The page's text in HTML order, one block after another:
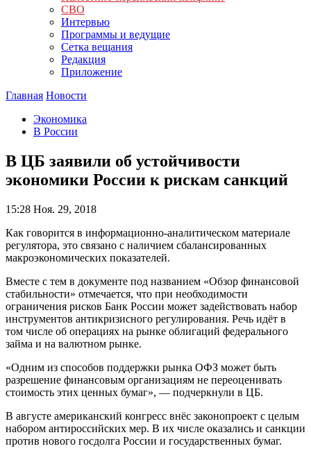
СВО
Интервью
Программы и ведущие
Сетка вещания
Редакция
Приложение
Главная Новости
Экономика
В России
В ЦБ заявили об устойчивости
экономики России к рискам санкций
15:28 Ноя. 29, 2018
Как говорится в информационно-аналитическом материале
регулятора, это связано с наличием сбалансированных
макроэкономических показателей.
Вместе с тем в документе под названием «Обзор финансовой
стабильности» отмечается, что при необходимости
ограничения рисков Банк России может задействовать набор
инструментов антикризисного регулирования. Речь идёт в
том числе об операциях на рынке облигаций федерального
займа и на валютном рынке.
«Одним из способов поддержки рынка ОФЗ может быть
разрешение финансовым организациям не переоценивать
стоимость этих ценных бумаг», — подчеркнули в ЦБ.
В августе американский конгресс внёс законопроект с целым
набором антироссийских мер. В их числе оказались и санкции
против нового госдолга России и государственных бумаг.